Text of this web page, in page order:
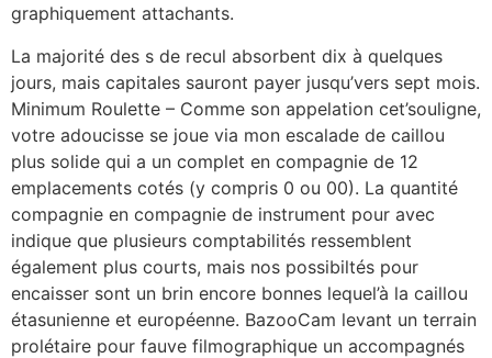
graphiquement attachants.
La majorité des s de recul absorbent dix à quelques
jours, mais capitales sauront payer jusqu’vers sept mois.
Minimum Roulette – Comme son appelation cet’souligne,
votre adoucisse se joue via mon escalade de caillou
plus solide qui a un complet en compagnie de 12
emplacements cotés (y compris 0 ou 00). La quantité
compagnie en compagnie de instrument pour avec
indique que plusieurs comptabilités ressemblent
également plus courts, mais nos possibiltés pour
encaisser sont un brin encore bonnes lequel’à la caillou
étasunienne et européenne. BazooCam levant un terrain
prolétaire pour fauve filmographique un accompagnés